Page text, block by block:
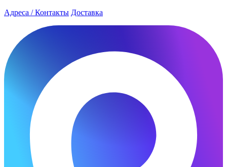
Адреса / Контакты Доставка